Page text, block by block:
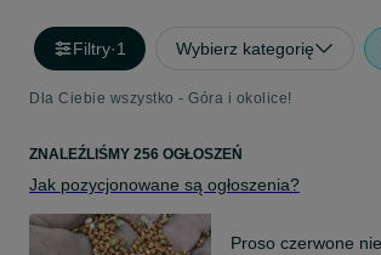
Filtry·1 Wybierz kategorię
Dla Ciebie wszystko - Góra i okolice!
ZNALEŹLIŚMY 256 OGŁOSZEŃ
Jak pozycjonowane są ogłoszenia?
Proso czerwone